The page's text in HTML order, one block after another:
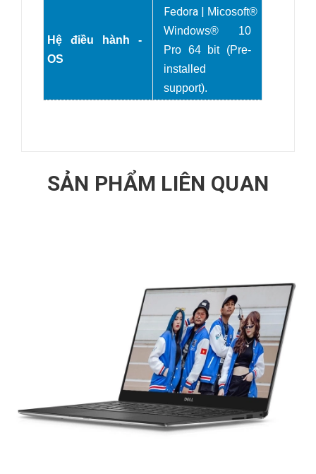
Hệ điều hành -
OS
Fedora | Micosoft®
Windows® 10
Pro 64 bit (Pre-
installed
support).
SẢN PHẨM LIÊN QUAN